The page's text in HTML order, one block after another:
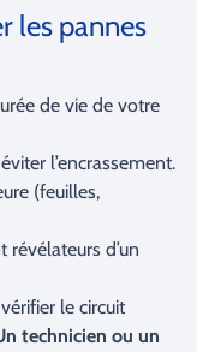
les pannes
de vie de votre
l’encrassement.
(feuilles,
d’un
le circuit
technicien ou un